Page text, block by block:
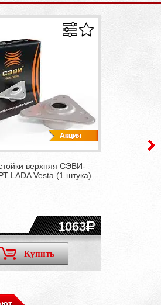
верхняя СЭВИ-
LADA Vesta (1 штука)
1063
Купить